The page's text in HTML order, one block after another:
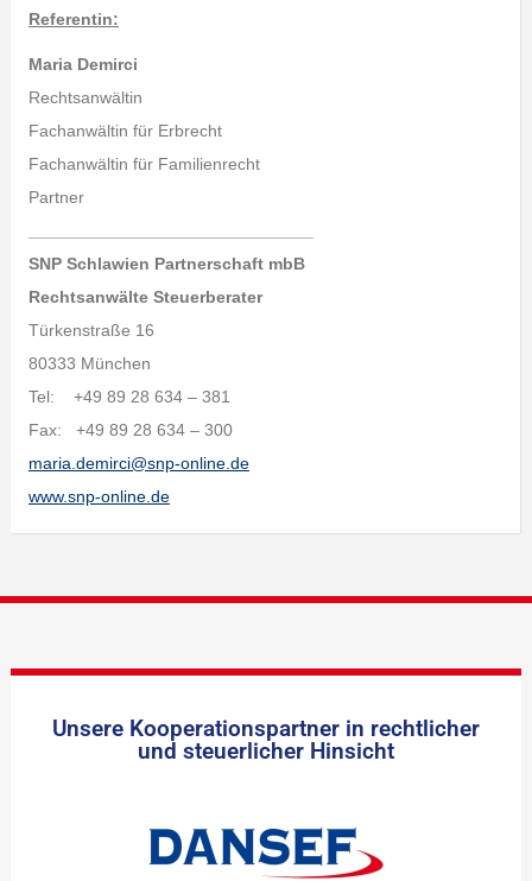
Referentin:
Maria Demirci
Rechtsanwältin
Fachanwältin für Erbrecht
Fachanwältin für Familienrecht
Partner
SNP Schlawien Partnerschaft mbB
Rechtsanwälte Steuerberater
Türkenstraße 16
80333 München
Tel: +49 89 28 634 – 381
Fax: +49 89 28 634 – 300
maria.demirci@snp-online.de
www.snp-online.de
Unsere Kooperationspartner in rechtlicher
und steuerlicher Hinsicht